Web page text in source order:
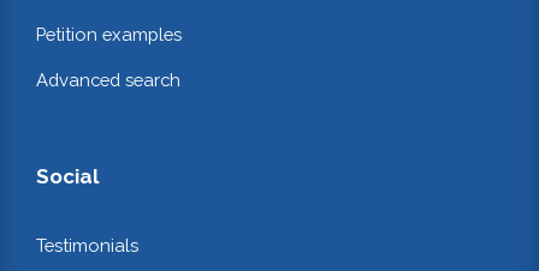
Petition examples
Advanced search
Social
Testimonials